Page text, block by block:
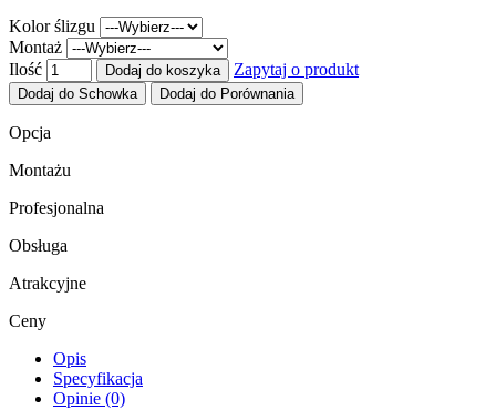
Kolor ślizgu
Montaż
Ilość
Dodaj do koszyka Zapytaj o produkt
Dodaj do Schowka Dodaj do Porównania
Opcja
Montażu
Profesjonalna
Obsługa
Atrakcyjne
Ceny
Opis
Specyfikacja
Opinie (0)